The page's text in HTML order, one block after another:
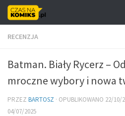
Skip to content
RECENZJA
Batman. Biały Rycerz –
mroczne wybory i nowa
PRZEZ BARTOSZ · OPUBLIKOWANO 22/10/
04/07/2025